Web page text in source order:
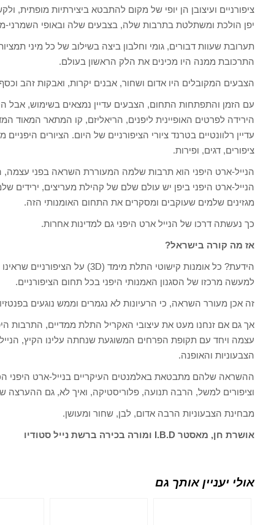
ציפורניים ועיצובן הן יופי של מקום להתבטא ביצירתיות מופתית,
יפן הולכת ומשתלטת בתרבות שלה, בצבעים שלה ובאופי השמרני-
תערובת שעוות דבורים, גומי וחלבון ביצה בשילוב של כל מיני
התרכובת ממנה היו מכינים את הלק הראשון בעולם.
הצבעים המקובלים היו אדום ושחור, אבנים יקרות, ואבקות זהב
עם הזמן והתפתחות התחום, הצבעים עדיין נמצאים בשימוש, אבל
הירידה לפרטים האופיינית ליפנים, הריאליזם, קו המתאר המאוד
עדיין רלוונטיים בטרנד ציורי הציפורניים של היום. הציורים
ציפורים, דגים, ופירות.
הנייל-ארט היפני הוא תרבות שלמה המעוררת השראה בפני עצמה,
הנייל-ארט היפני ביפן יש עולם שלם של קהילת מעריצים, ירידים
מגזינים שלמים שעוקבים ומסקרים את התחום האומנותי הזה.
כך נעשתה דרכו של הנייל ארט היפני גם למדינות אחרות.
אז מה קורה בישראל?
למעשה מרכזו של הסגנון האמנותי היפני בכל תחום הציפורניים.
זה אכן מעורר השראה, כי הרעיונות לא נגמרים וממש נוגעים
אך גם אם זנחנו מעט את עיצובי האקריל התלת ממדיים, התרבות
עצמה ויחד עם תקופת הפרחים המשוגעת שנחתה עלינו הקיץ,
הצבעוניות והאופנה.
ההשראה שלהם מתבטאת באלמנטים העיקריים בנייל-ארט היפני
וציפורים למשל, הרבה תנועה, פלוריסטיקה, ואיך לא, גם ההערצה
מבחינת הצבעוניות הרבה אדום, לבן, שחור ומעושן.
אושרת חן, מאסטר I.B.D ומורה בכירה ברשת נייל סטודיו
אולי יעניין אותך גם